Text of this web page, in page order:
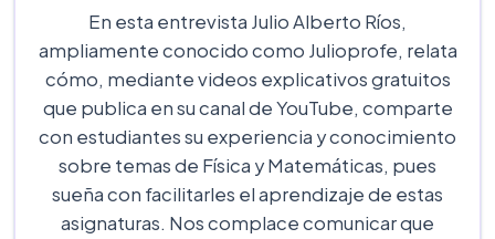
En esta entrevista Julio Alberto Ríos,
ampliamente conocido como Julioprofe, relata
cómo, mediante videos explicativos gratuitos
que publica en su canal de YouTube, comparte
con estudiantes su experiencia y conocimiento
sobre temas de Física y Matemáticas, pues
sueña con facilitarles el aprendizaje de estas
asignaturas. Nos complace comunicar que